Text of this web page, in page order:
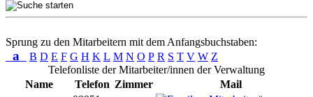
Sprung zu den Mitarbeitern mit dem Anfangsbuchstaben:
a B D E F G H K L M N O P R S T V W Z
Telefonliste der Mitarbeiter/innen der Verwaltung
Name
Telefon Zimmer
Mail